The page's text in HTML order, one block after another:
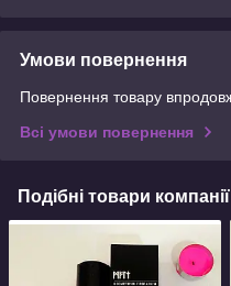
Умови повернення
Повернення товару
Всі умови повернення
Подібні товари компанії